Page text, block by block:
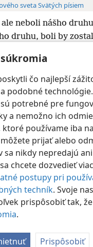
čo najlepší
podobné
potrebné pre
a nemožno ich
používame iba
prijať alebo
sa nikdy nepredajú
chcete dozvedieť
postupy pri
techník. Svoje
prispôsobiť tak,
.
Prispôsobiť
sveta Svätých písiem
neboli nášho
druhu, boli by
Slovenčina
Tower Bible and Tract
Ochrana súkromia
JW.ORG
Prihlásiť sa